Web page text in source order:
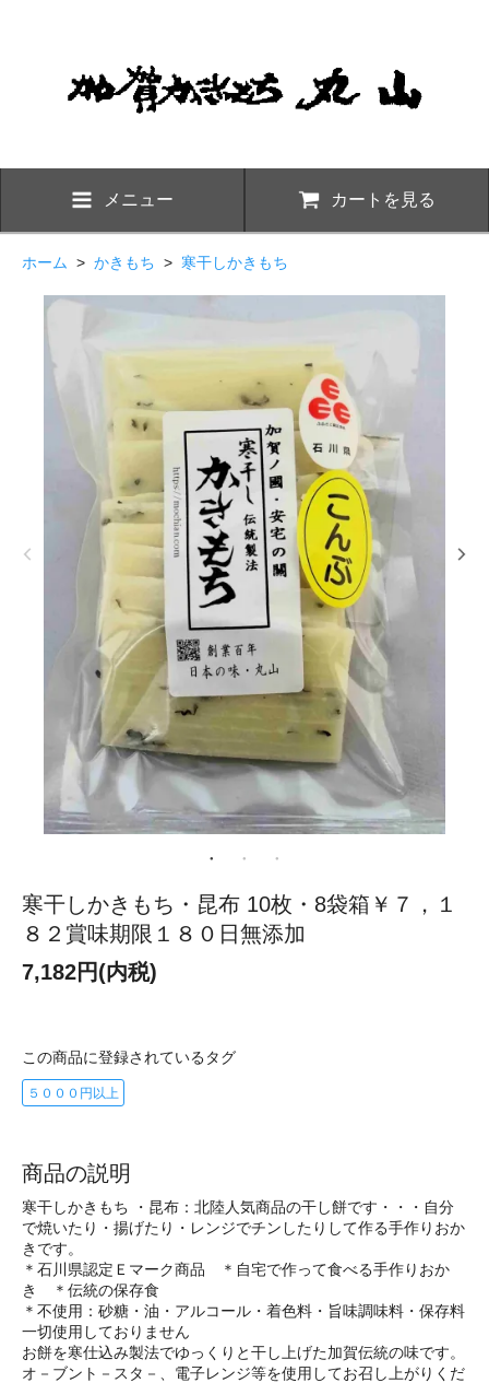
メニュー カートを見る
ホーム > かきもち > 寒干しかきもち
寒干しかきもち・昆布 10枚・8袋箱￥７，１
８２賞味期限１８０日無添加
7,182円(内税)
この商品に登録されているタグ
５０００円以上
商品の説明
寒干しかきもち ・昆布：北陸人気商品の干し餅です・・・自分
で焼いたり・揚げたり・レンジでチンしたりして作る手作りおか
きです。
＊石川県認定Ｅマーク商品 ＊自宅で作って食べる手作りおか
き ＊伝統の保存食
＊不使用：砂糖・油・アルコール・着色料・旨味調味料・保存料
一切使用しておりません
お餅を寒仕込み製法でゆっくりと干し上げた加賀伝統の味です。
オ－ブント－スタ－、電子レンジ等を使用してお召し上がりくだ